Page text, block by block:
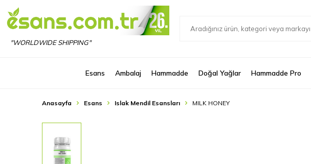
"WORLDWIDE SHIPPING"
Esans Ambalaj Hammadde Doğal Yağlar Hammadde Pro
Anasayfa Esans Islak Mendil Esansları MILK HONEY